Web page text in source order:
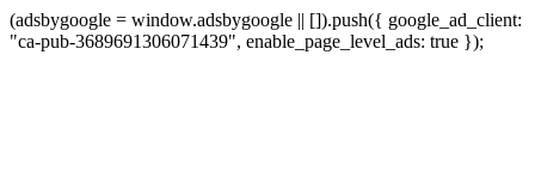
(adsbygoogle = window.adsbygoogle || []).push({ google_ad_client:
"ca-pub-3689691306071439", enable_page_level_ads: true });